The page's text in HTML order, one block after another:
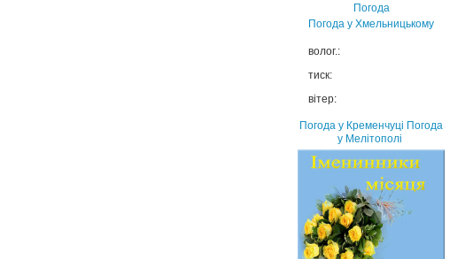
Погода
Погода у Хмельницькому
волог.:
тиск:
вітер:
Погода у Кременчуці Погода
у Мелітополі